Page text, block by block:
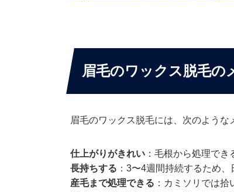
眉毛のワックス脱毛の
眉毛のワックス脱毛には、次のような
仕上がりがきれい ：毛根から処理で
長持ちする ：3〜4週間持続するため
産毛まで処理できる ：カミソリでは